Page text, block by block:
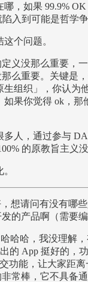
，如果 99.9% OK
入到可能是哲学
个问题。
义没那么重要，
么重要。关键是
生组织」，你认为
如果你觉得 ok，那
多人，通过参与
的原教旨主义没
想请问有没有哪
的产品啊（需要编
哈哈，我没理解
的 App 挺好的，
功能，让大家距
非常棒，它不具备